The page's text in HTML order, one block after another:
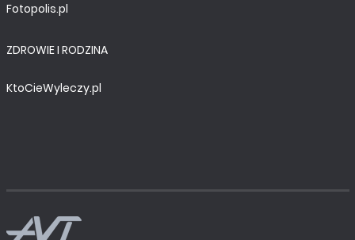
Fotopolis.pl
ZDROWIE I RODZINA
KtoCieWyleczy.pl